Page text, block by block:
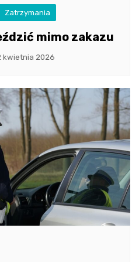
Zatrzymania
mimo zakazu
kwietnia 2026